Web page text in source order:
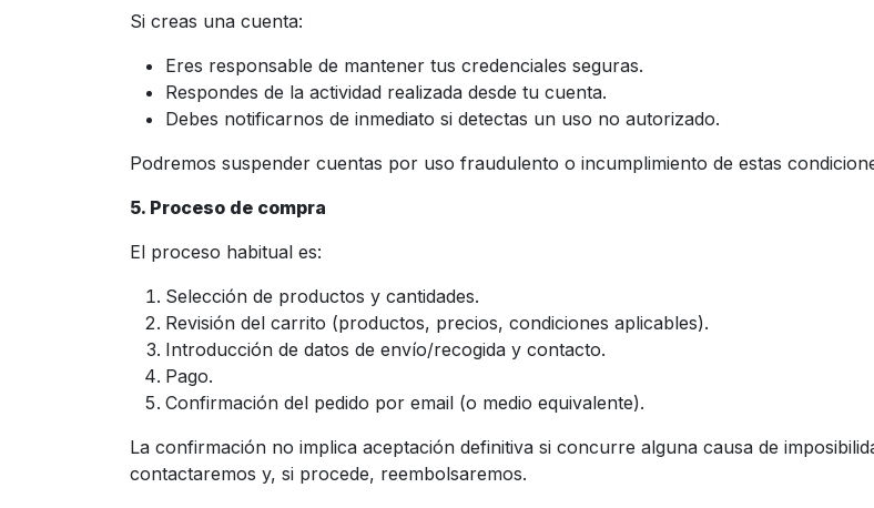
Si creas una cuenta:
Eres responsable de mantener tus credenciales seguras.
Respondes de la actividad realizada desde tu cuenta.
Debes notificarnos de inmediato si detectas un uso no autorizado.
Podremos suspender cuentas por uso fraudulento o incumplimiento de estas
5. Proceso de compra
El proceso habitual es:
Selección de productos y cantidades.
Revisión del carrito (productos, precios, condiciones aplicables).
Introducción de datos de envío/recogida y contacto.
Pago.
Confirmación del pedido por email (o medio equivalente).
La confirmación no implica aceptación definitiva si concurre alguna causa de
contactaremos y, si procede, reembolsaremos.